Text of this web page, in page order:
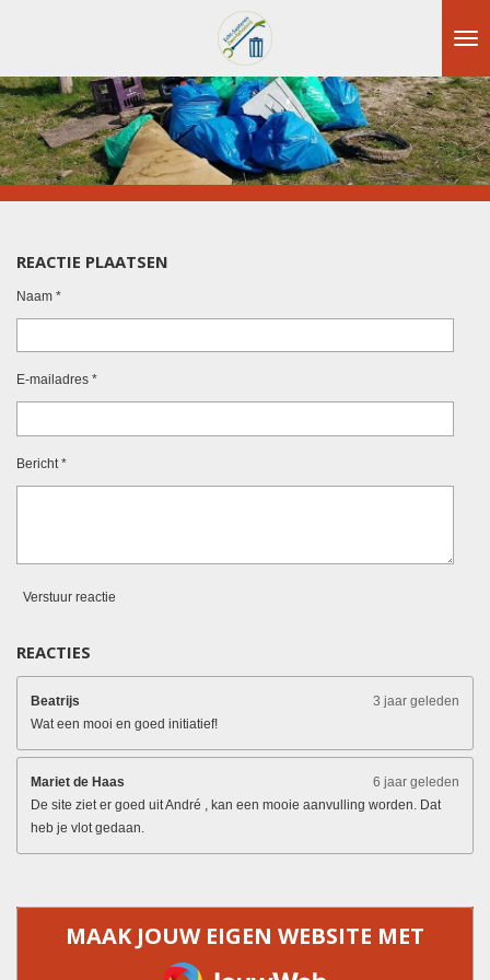
de
hoofdinhoud
REACTIE PLAATSEN
Naam *
E-mailadres *
Bericht *
Verstuur reactie
REACTIES
Beatrijs
3 jaar geleden
Wat een mooi en goed initiatief!
Mariet de Haas
6 jaar geleden
De site ziet er goed uit André , kan een mooie aanvulling worden. Dat
heb je vlot gedaan.
MAAK JOUW EIGEN WEBSITE MET
JOUWWEB